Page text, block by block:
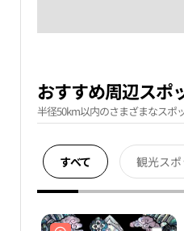
おすすめ周辺スポ
半径50km以内のさまざまなスポ
すべて 観光スポ